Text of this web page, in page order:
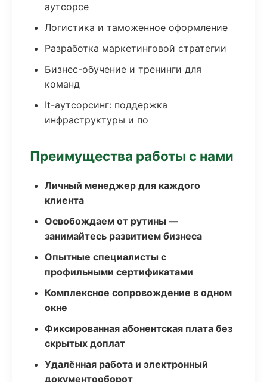
аутсорсе
Логистика и таможенное оформление
Разработка маркетинговой стратегии
Бизнес-обучение и тренинги для
команд
It-аутсорсинг: поддержка
инфраструктуры и по
Преимущества работы с нами
Личный менеджер для каждого
клиента
Освобождаем от рутины —
занимайтесь развитием бизнеса
Опытные специалисты с
профильными сертификатами
Комплексное сопровождение в одном
окне
Фиксированная абонентская плата без
скрытых доплат
Удалённая работа и электронный
документооборот